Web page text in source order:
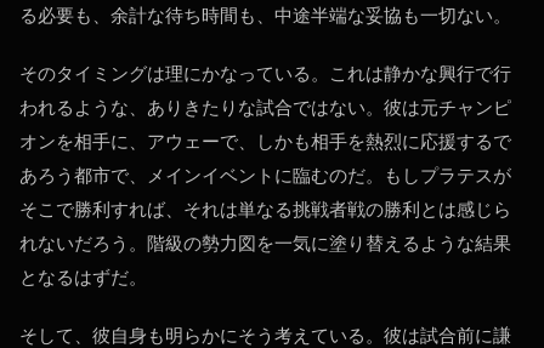
る必要も、余計な待ち時間も、中途半端な妥協も一切ない。
そのタイミングは理にかなっている。これは静かな興行で行
われるような、ありきたりな試合ではない。彼は元チャンピ
オンを相手に、アウェーで、しかも相手を熱烈に応援するで
あろう都市で、メインイベントに臨むのだ。もしプラテスが
そこで勝利すれば、それは単なる挑戦者戦の勝利とは感じら
れないだろう。階級の勢力図を一気に塗り替えるような結果
となるはずだ。
そして、彼自身も明らかにそう考えている。彼は試合前に謙